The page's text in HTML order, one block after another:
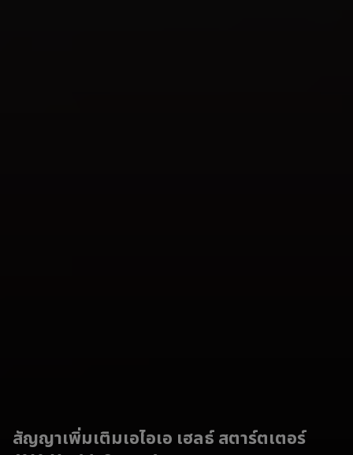
สัญญาเพิ่มเติมเอไอเอ เฮลธ์ สตาร์ตเตอร์